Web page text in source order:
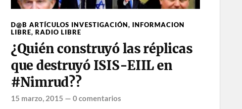
D@B ARTÍCULOS INVESTIGACIÓN, INFORMACION
LIBRE, RADIO LIBRE
¿Quién construyó las réplicas
que destruyó ISIS-EIIL en
#Nimrud??
15 marzo, 2015 — 0 comentarios